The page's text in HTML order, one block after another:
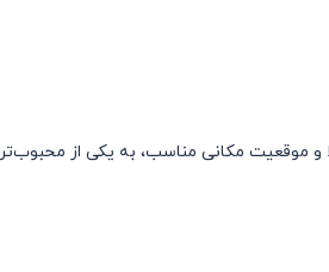
موقعیت مکانی مناسب، به یکی از